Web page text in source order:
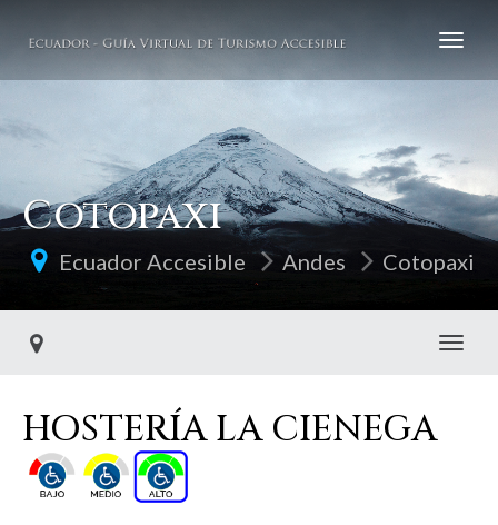
Cotopaxi
Ecuador Accesible Andes Cotopaxi
HOSTERÍA LA CIENEGA